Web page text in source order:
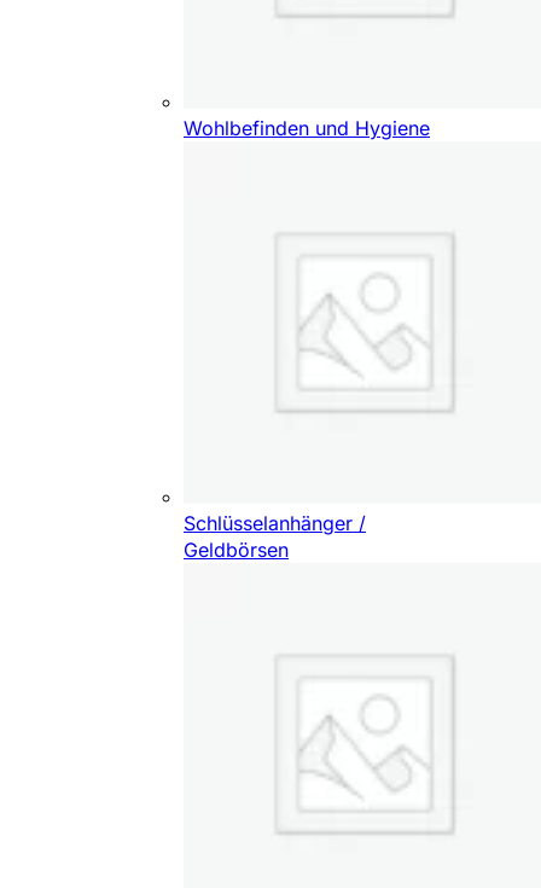
Wohlbefinden und Hygiene
Schlüsselanhänger /
Geldbörsen